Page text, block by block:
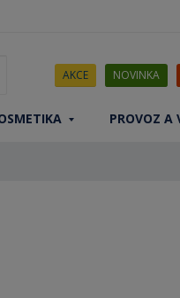
ý
AKCE NOVINKA
PROVOZ A